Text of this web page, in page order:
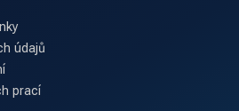
údajů
prací